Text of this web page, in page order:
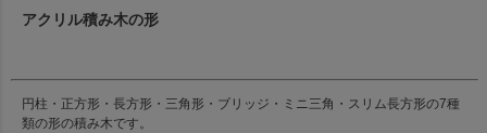
アクリル積み木の形
円柱・正方形・長方形・三角形・ブリッジ・ミニ三角・スリム長方形の7種
類の形の積み木です。